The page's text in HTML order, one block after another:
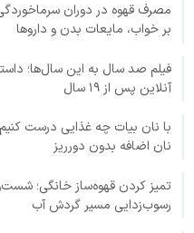
مصرف قهوه در دوران
بر خواب، مایعات بدن و داروها
فیلم صد سال به این سال‌ها؛
آنلاین پس از ۱۹ سال
با نان بیات چه غذایی درست
نان اضافه بدون دورریز
تمیز کردن قهوه‌ساز خانگی؛
رسوب‌زدایی مسیر گردش آب